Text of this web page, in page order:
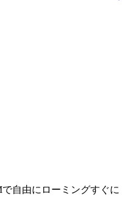
自由にローミングすぐに